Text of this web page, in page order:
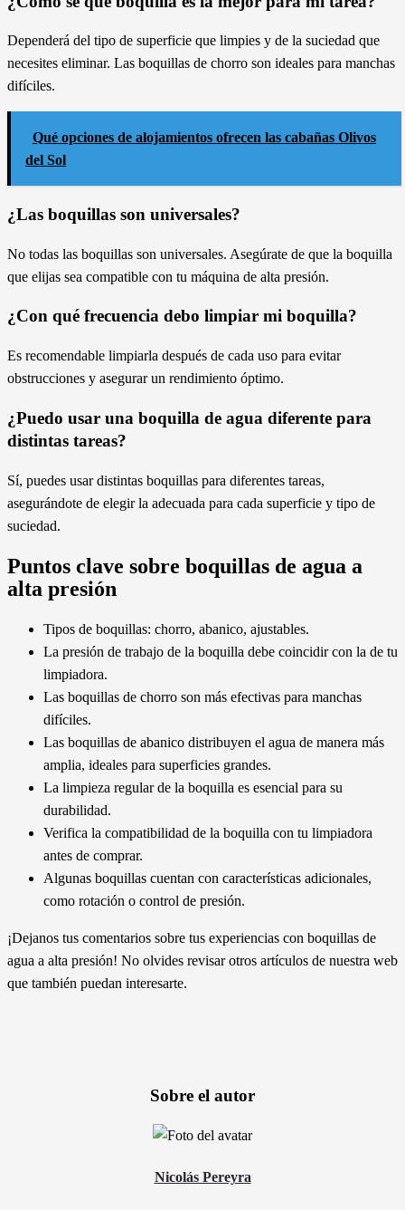
Dependerá del tipo de superficie que limpies y de la suciedad que
necesites eliminar. Las boquillas de chorro son ideales para manchas
difíciles.
Qué opciones de alojamientos ofrecen las cabañas Olivos
del Sol
¿Las boquillas son universales?
No todas las boquillas son universales. Asegúrate de que la boquilla
que elijas sea compatible con tu máquina de alta presión.
¿Con qué frecuencia debo limpiar mi boquilla?
Es recomendable limpiarla después de cada uso para evitar
obstrucciones y asegurar un rendimiento óptimo.
¿Puedo usar una boquilla de agua diferente para
distintas tareas?
Sí, puedes usar distintas boquillas para diferentes tareas,
asegurándote de elegir la adecuada para cada superficie y tipo de
suciedad.
Puntos clave sobre boquillas de agua a
alta presión
Tipos de boquillas: chorro, abanico, ajustables.
La presión de trabajo de la boquilla debe coincidir con la de tu
limpiadora.
Las boquillas de chorro son más efectivas para manchas
difíciles.
Las boquillas de abanico distribuyen el agua de manera más
amplia, ideales para superficies grandes.
La limpieza regular de la boquilla es esencial para su
durabilidad.
Verifica la compatibilidad de la boquilla con tu limpiadora
antes de comprar.
Algunas boquillas cuentan con características adicionales,
como rotación o control de presión.
¡Dejanos tus comentarios sobre tus experiencias con boquillas de
agua a alta presión! No olvides revisar otros artículos de nuestra web
que también puedan interesarte.
Sobre el autor
Nicolás Pereyra